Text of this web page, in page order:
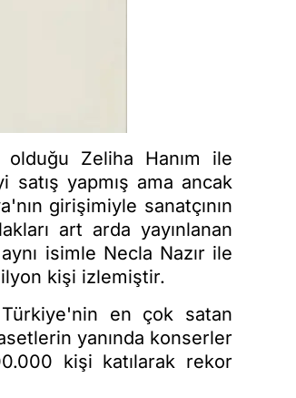
Zeliha Hanım ile
satış yapmış ama ancak
girişimiyle sanatçının
art arda yayınlanan
aynı isimle Necla Nazır ile
kişi izlemiştir.
Türkiye'nin en çok satan
yanında konserler
kişi katılarak rekor